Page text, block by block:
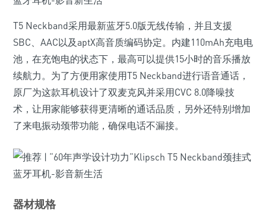
T5 Neckband采用最新蓝牙5.0版无线传输，并且支援
SBC、AAC以及aptX高音质编码协定。内建110mAh充电电
池，在充饱电的状态下，最高可以提供15小时的音乐播放
续航力。为了方便用家使用T5 Neckband进行语音通话，
原厂为这款耳机设计了双麦克风并采用CVC 8.0降噪技
术，让用家能够获得更清晰的通话品质，另外还特别增加
了来电振动颈带功能，确保电话不漏接。
器材规格